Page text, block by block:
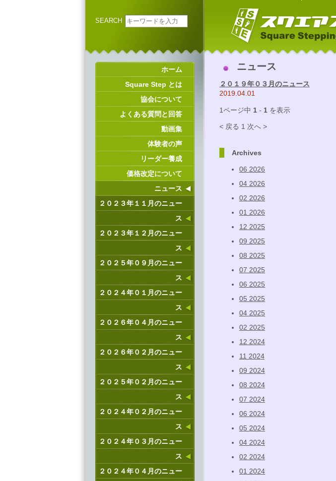
SEARCH
ホーム
Square Step とは
協会について
よくある質問と回答
動画集
体験者の声
リーダー養成
価格改定について
ニュース
２０２３年１１月のニュー
ス
２０２３年１２月のニュー
ス
２０２５年０９月のニュー
ス
２０２４年０１月のニュー
ス
２０２６年０４月のニュー
ス
２０２６年０２月のニュー
ス
２０２５年０２月のニュー
ス
２０２４年０２月のニュー
ス
２０２４年０３月のニュー
ス
２０２４年０４月のニュー
ニュース
２０１９年０３月のニュース
2019.04.01
1ページ中 1 - 1 を表示
< 戻る 1 次へ >
Archives
06 2026
04 2026
02 2026
01 2026
12 2025
09 2025
08 2025
07 2025
06 2025
05 2025
04 2025
02 2025
12 2024
11 2024
09 2024
08 2024
07 2024
06 2024
05 2024
04 2024
02 2024
01 2024